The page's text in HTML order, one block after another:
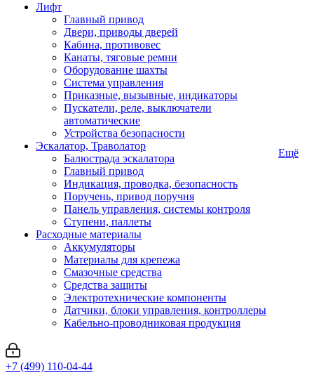
Лифт
Главный привод
Двери, приводы дверей
Кабина, противовес
Канаты, тяговые ремни
Оборудование шахты
Система управления
Приказные, вызывные, индикаторы
Пускатели, реле, выключатели
автоматические
Устройства безопасности
Эскалатор, Траволатор
Балюстрада эскалатора
Главный привод
Индикация, проводка, безопасность
Поручень, привод поручня
Панель управления, системы контроля
Ступени, паллеты
Расходные материалы
Аккумуляторы
Материалы для крепежа
Смазочные средства
Средства защиты
Электротехнические компоненты
Датчики, блоки управления, контроллеры
Кабельно-проводниковая продукция
Ещё
+7 (499) 110-04-44